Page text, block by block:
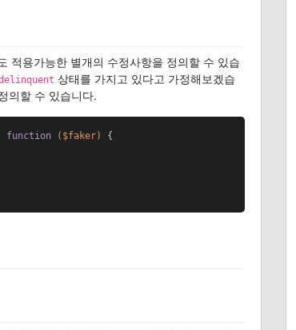
적용가능한 별개의 수정사항을 정의할 수 있습
상태를 가지고 있다고 가정해보겠습
의할 수 있습니다.
function ($faker)
{